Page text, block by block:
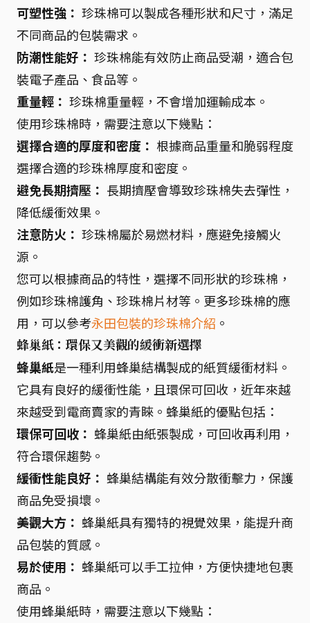
可塑性強： 珍珠棉可以製成各種形狀和尺寸，滿足
不同商品的包裝需求。
防潮性能好： 珍珠棉能有效防止商品受潮，適合包
裝電子產品、食品等。
重量輕： 珍珠棉重量輕，不會增加運輸成本。
使用珍珠棉時，需要注意以下幾點：
選擇合適的厚度和密度： 根據商品重量和脆弱程度
選擇合適的珍珠棉厚度和密度。
避免長期擠壓： 長期擠壓會導致珍珠棉失去彈性，
降低緩衝效果。
注意防火： 珍珠棉屬於易燃材料，應避免接觸火
源。
您可以根據商品的特性，選擇不同形狀的珍珠棉，
例如珍珠棉護角、珍珠棉片材等。更多珍珠棉的應
用，可以參考永田包裝的珍珠棉介紹 。
蜂巢紙：環保又美觀的緩衝新選擇
蜂巢紙是一種利用蜂巢結構製成的紙質緩衝材料。
它具有良好的緩衝性能，且環保可回收，近年來越
來越受到電商賣家的青睞。蜂巢紙的優點包括：
環保可回收： 蜂巢紙由紙張製成，可回收再利用，
符合環保趨勢。
緩衝性能良好： 蜂巢結構能有效分散衝擊力，保護
商品免受損壞。
美觀大方： 蜂巢紙具有獨特的視覺效果，能提升商
品包裝的質感。
易於使用： 蜂巢紙可以手工拉伸，方便快捷地包裹
商品。
使用蜂巢紙時，需要注意以下幾點：